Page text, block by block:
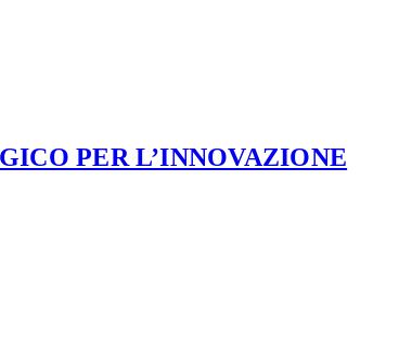
PER L’INNOVAZIONE